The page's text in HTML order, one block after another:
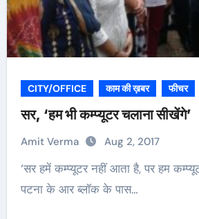
CITY/OFFICE काम की ख़बर फीचर
सर, ‘हम भी कम्प्यूटर चलाना सीखेंगे’
Amit Verma Aug 2, 2017
‘सर हमें कम्प्यूटर नहीं आता है, पर हम कम्प्यूटर सीखना चाहते हैं’.
पटना के आर ब्लॉक के पास…